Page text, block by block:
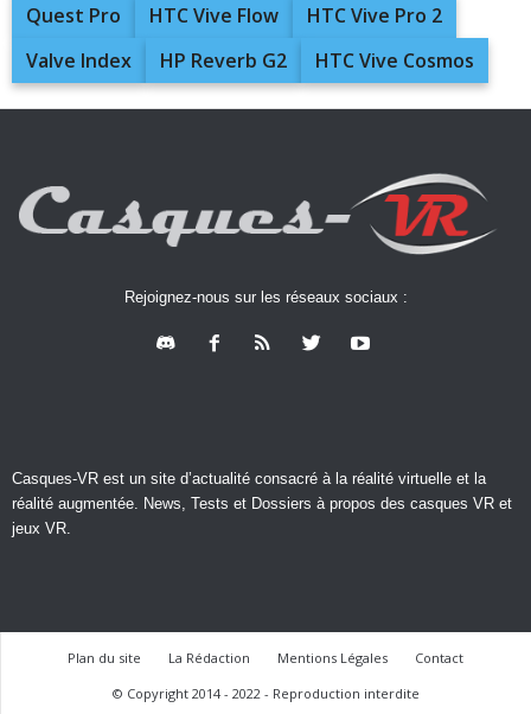
Quest Pro
HTC Vive Flow
HTC Vive Pro 2
Valve Index
HP Reverb G2 HTC Vive Cosmos
Rejoignez-nous sur les réseaux sociaux :
Casques-VR est un site d’actualité consacré à la réalité virtuelle et la
réalité augmentée. News, Tests et Dossiers à propos des casques VR et
jeux VR.
Plan du site La Rédaction Mentions Légales
Contact
© Copyright 2014 - 2022 - Reproduction interdite